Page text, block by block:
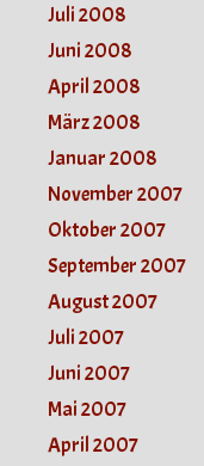
Juli 2008
Juni 2008
April 2008
März 2008
Januar 2008
November 2007
Oktober 2007
September 2007
August 2007
Juli 2007
Juni 2007
Mai 2007
April 2007